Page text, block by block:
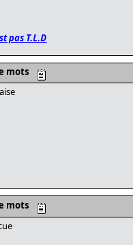
pas T.L.D
mots
mots